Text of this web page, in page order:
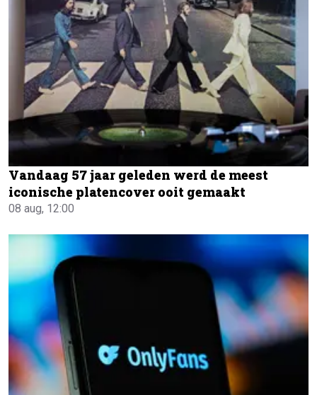
Vandaag 57 jaar geleden werd de meest
iconische platencover ooit gemaakt
08 aug, 12:00